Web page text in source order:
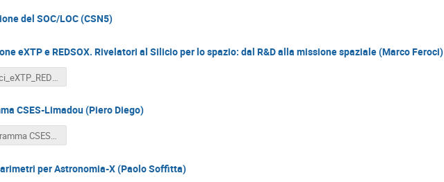
del SOC/LOC (CSN5)
eXTP e REDSOX. Rivelatori al Silicio per lo spazio: dal R&D alla missione spaziale (Marco Feroci)
Feroci_eXTP_REDSOX_210517.pdf
CSES-Limadou (Piero Diego)
Programma CSES_Limadou_DIEGO.pdf
per Astronomia-X (Paolo Soffitta)